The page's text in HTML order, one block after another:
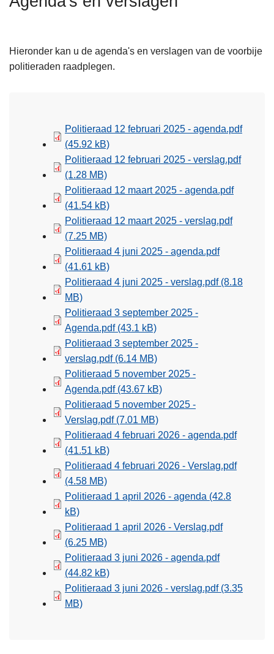
Hieronder kan u de agenda's en verslagen van de voorbije
politieraden raadplegen.
Politieraad 12 februari 2025 - agenda.pdf
(45.92 kB)
Politieraad 12 februari 2025 - verslag.pdf
(1.28 MB)
Politieraad 12 maart 2025 - agenda.pdf
(41.54 kB)
Politieraad 12 maart 2025 - verslag.pdf
(7.25 MB)
Politieraad 4 juni 2025 - agenda.pdf
(41.61 kB)
Politieraad 4 juni 2025 - verslag.pdf (8.18
MB)
Politieraad 3 september 2025 -
Agenda.pdf (43.1 kB)
Politieraad 3 september 2025 -
verslag.pdf (6.14 MB)
Politieraad 5 november 2025 -
Agenda.pdf (43.67 kB)
Politieraad 5 november 2025 -
Verslag.pdf (7.01 MB)
Politieraad 4 februari 2026 - agenda.pdf
(41.51 kB)
Politieraad 4 februari 2026 - Verslag.pdf
(4.58 MB)
Politieraad 1 april 2026 - agenda (42.8
kB)
Politieraad 1 april 2026 - Verslag.pdf
(6.25 MB)
Politieraad 3 juni 2026 - agenda.pdf
(44.82 kB)
Politieraad 3 juni 2026 - verslag.pdf (3.35
MB)